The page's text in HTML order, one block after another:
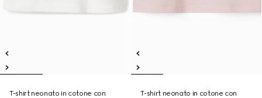
T-shirt neonato in cotone con
T-shirt neonato in cotone con